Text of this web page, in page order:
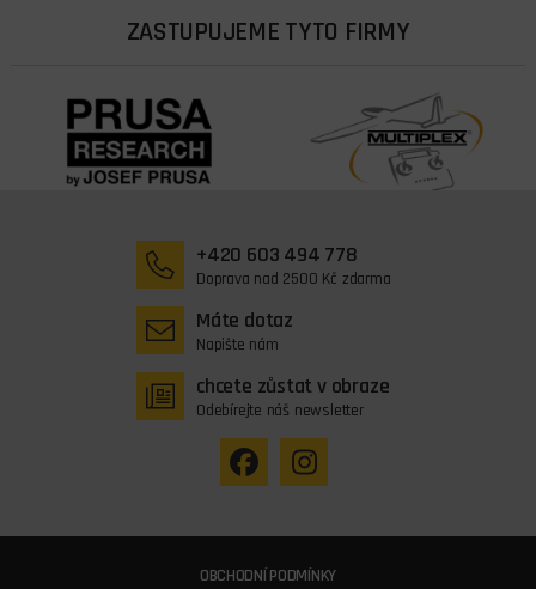
ZASTUPUJEME TYTO FIRMY
+420 603 494 778
Doprava nad 2500 Kč zdarma
Máte dotaz
Napište nám
chcete zůstat v obraze
Odebírejte náš newsletter
OBCHODNÍ PODMÍNKY